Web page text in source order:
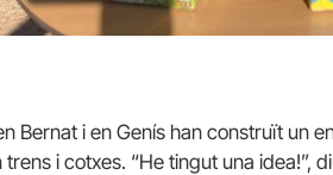
Bernat i en Genís han construït un
i cotxes. “He tingut una idea!”,